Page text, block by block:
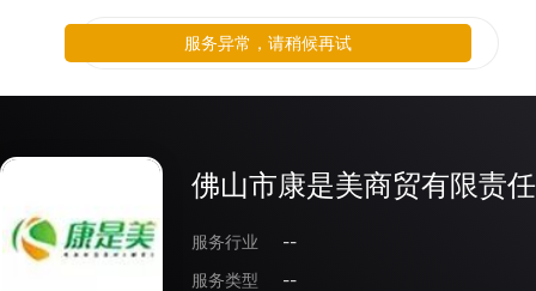
佛山市康是美商贸有限责
服务行业
--
服务类型
--
服务异常，请稍候再试